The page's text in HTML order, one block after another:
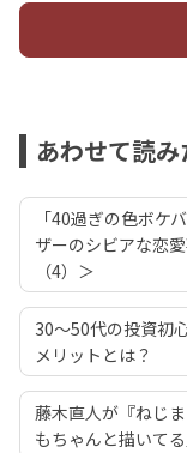
あわせて読
「40過ぎの色ボケ
ザーのシビアな恋
（4）＞
30～50代の投資初
メリットとは？
藤木直人が『ねじ
もちゃんと描いてる